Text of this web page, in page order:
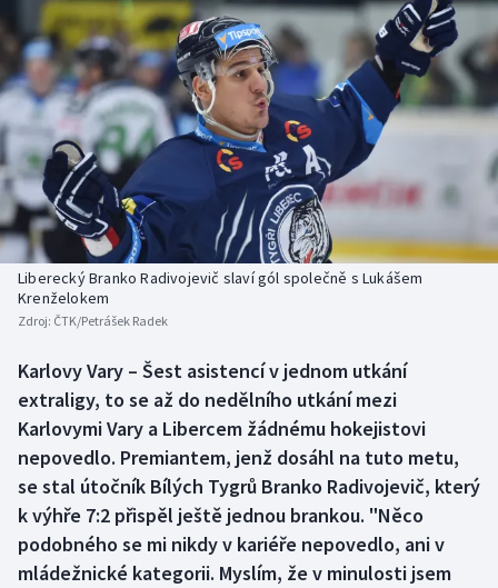
DALŠÍ SPORTY
Americký fotbal
Baseball a softbal
Basketbal
Biatlon
Boby a skeleton
Curling
Dostihy
Florbal
Futsal
NEPŘEHLÉDNĚTE
Soutěže
Historické návraty
Aplikace ČT sport
AZ kvíz
Liberecký Branko Radivojevič slaví gól společně s Lukášem
Krenželokem
Zdroj: ČTK/Petrášek Radek
Karlovy Vary – Šest asistencí v jednom utkání
extraligy, to se až do nedělního utkání mezi
Karlovymi Vary a Libercem žádnému hokejistovi
nepovedlo. Premiantem, jenž dosáhl na tuto metu,
se stal útočník Bílých Tygrů Branko Radivojevič, který
k výhře 7:2 přispěl ještě jednou brankou. "Něco
podobného se mi nikdy v kariéře nepovedlo, ani v
mládežnické kategorii. Myslím, že v minulosti jsem